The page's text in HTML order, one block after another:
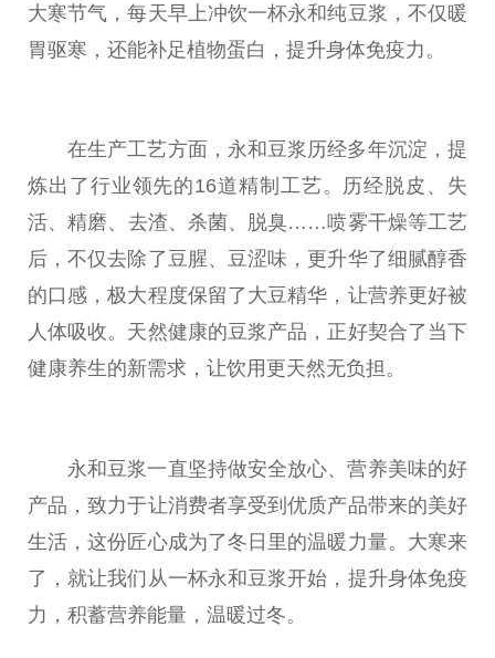
大寒节气，每天早上冲饮一杯永和纯豆浆，不仅暖
胃驱寒，还能补足植物蛋白，提升身体免疫力。
在生产工艺方面，永和豆浆历经多年沉淀，提
炼出了行业领先的16道精制工艺。历经脱皮、失
活、精磨、去渣、杀菌、脱臭……喷雾干燥等工艺
后，不仅去除了豆腥、豆涩味，更升华了细腻醇香
的口感，极大程度保留了大豆精华，让营养更好被
人体吸收。天然健康的豆浆产品，正好契合了当下
健康养生的新需求，让饮用更天然无负担。
永和豆浆一直坚持做安全放心、营养美味的好
产品，致力于让消费者享受到优质产品带来的美好
生活，这份匠心成为了冬日里的温暖力量。大寒来
了，就让我们从一杯永和豆浆开始，提升身体免疫
力，积蓄营养能量，温暖过冬。